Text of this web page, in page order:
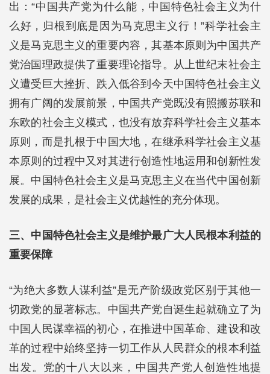
出：“中国共产党为什么能，中国特色社会主义为什
么好，归根到底是因为马克思主义行！”科学社会主
义是马克思主义的重要内容，其基本原则为中国共产
党治国理政提供了重要理论指导。从上世纪末社会主
义遭受巨大挫折、跌入低谷到今天中国特色社会主义
拥有广阔的发展前景，中国共产党既没有照搬苏联和
东欧的社会主义模式，也没有放弃科学社会主义基本
原则，而是扎根于中国大地，在继承科学社会主义基
本原则的过程中又对其进行创造性地运用和创新性发
展。中国特色社会主义是马克思主义在当代中国创新
发展的成果，是社会主义优越性的充分体现。
三、中国特色社会主义是维护最广大人民根本利益的
重要保障
“为绝大多数人谋利益”是无产阶级政党区别于其他一
切政党的显著标志。中国共产党自诞生起就确立了为
中国人民谋幸福的初心，在推进中国革命、建设和改
革的过程中始终坚持一切工作从人民群众的根本利益
出发。党的十八大以来，中国共产党人创造性地提